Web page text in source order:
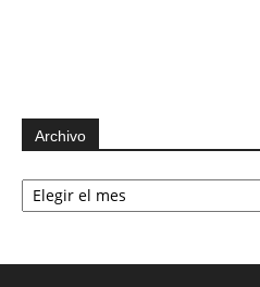
Archivo
Archivo